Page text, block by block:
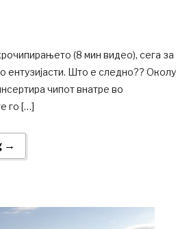
(8 мин видео), сега за
ентузијасти. Што е следно?? Околу
чипот внатре во
го […]
→